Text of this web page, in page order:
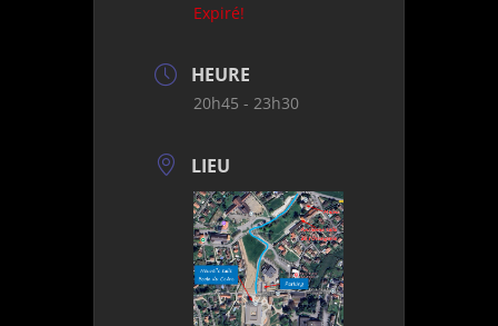
Expiré!
HEURE
20h45 - 23h30
LIEU